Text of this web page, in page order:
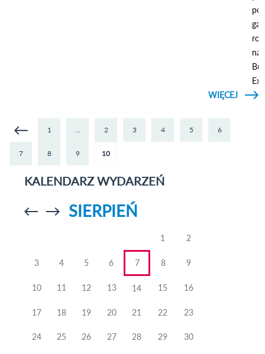
gali
KLIKNIJ ABY
WIĘCEJ
Strony 1 2 3 4 5 6
7 8 9 10
KALENDARZ WYDARZEŃ
Przejdź doPrzejdź do
SIERPIEŃ
1 2
3 4 5 6 7 8 9
10 11 12 13 14 15 16
17 18 19 20 21 22 23
24 25 26 27 28 29 30